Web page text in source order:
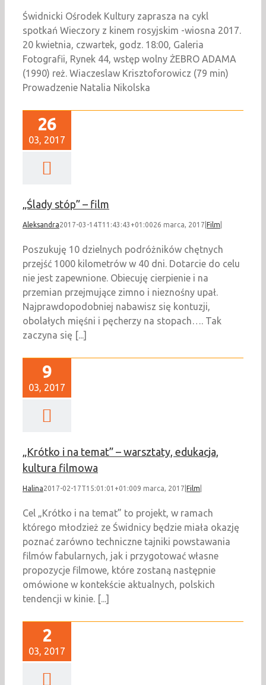
Świdnicki Ośrodek Kultury zaprasza na cykl
spotkań Wieczory z kinem rosyjskim -wiosna 2017.
20 kwietnia, czwartek, godz. 18:00, Galeria
Fotografii, Rynek 44, wstęp wolny ŻEBRO ADAMA
(1990) reż. Wiaczeslaw Krisztoforowicz (79 min)
Prowadzenie Natalia Nikolska
26
03, 2017
„Ślady stóp” – film
Aleksandra2017-03-14T11:43:43+01:0026 marca, 2017 Film
Poszukuję 10 dzielnych podróżników chętnych
przejść 1000 kilometrów w 40 dni. Dotarcie do celu
nie jest zapewnione. Obiecuję cierpienie i na
przemian przejmujące zimno i nieznośny upał.
Najprawdopodobniej nabawisz się kontuzji,
obolałych mięśni i pęcherzy na stopach…. Tak
zaczyna się [...]
9
03, 2017
„Krótko i na temat” – warsztaty, edukacja,
kultura filmowa
Halina2017-02-17T15:01:01+01:009 marca, 2017 Film
Cel „Krótko i na temat” to projekt, w ramach
którego młodzież ze Świdnicy będzie miała okazję
poznać zarówno techniczne tajniki powstawania
filmów fabularnych, jak i przygotować własne
propozycje filmowe, które zostaną następnie
omówione w kontekście aktualnych, polskich
tendencji w kinie. [...]
2
03, 2017